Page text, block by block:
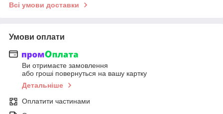
Всі умови доставки
Умови оплати
Ви отримаєте замовлення
або гроші повернуться на вашу картку
Детальніше
Оплатити частинами